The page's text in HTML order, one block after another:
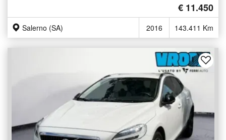
€ 11.450
Salerno (SA) 2016 143.411 Km